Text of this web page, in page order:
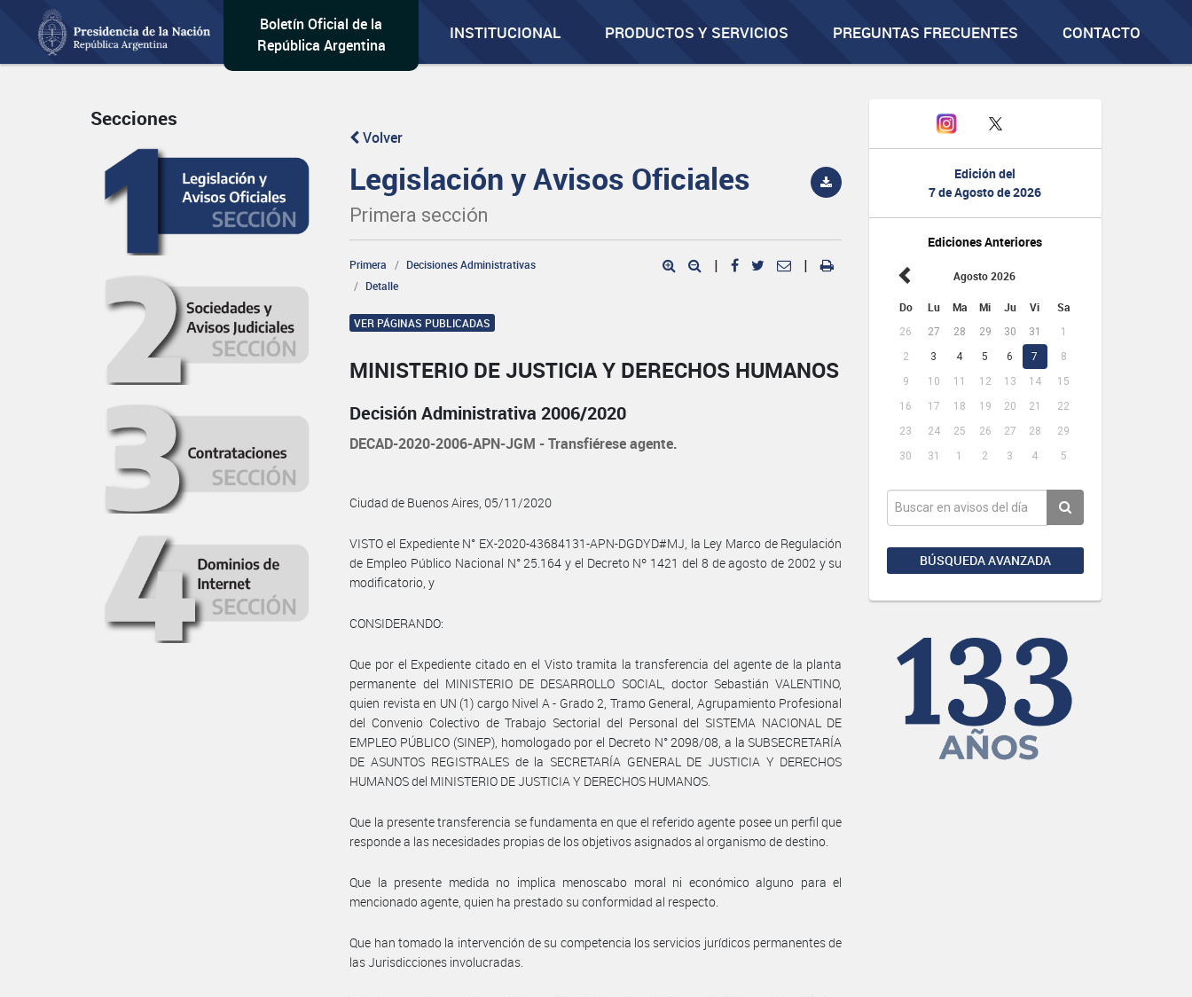
Boletín Oficial de la
República Argentina
INSTITUCIONAL PRODUCTOS Y SERVICIOS PREGUNTAS FRECUENTES CONTACTO
Edición del
7 de Agosto de 2026
Ediciones Anteriores
Agosto 2026
Do Lu Ma Mi Ju Vi Sa
26 27 28 29 30 31
1
2
3 4 5 6 7
8
9
10 11 12 13 14
15
16
17 18 19 20 21
22
23
24 25 26 27 28
29
30
31 1 2 3 4 5
BÚSQUEDA AVANZADA
Secciones
Volver
Legislación y Avisos Oficiales
Primera sección
Primera
Decisiones Administrativas
Detalle
| |
VER PÁGINAS PUBLICADAS
MINISTERIO DE JUSTICIA Y DERECHOS HUMANOS
Decisión Administrativa 2006/2020
DECAD-2020-2006-APN-JGM - Transfiérese agente.
Ciudad de Buenos Aires, 05/11/2020
VISTO el Expediente N° EX-2020-43684131-APN-DGDYD#MJ, la Ley Marco de Regulación
de Empleo Público Nacional N° 25.164 y el Decreto Nº 1421 del 8 de agosto de 2002 y su
modificatorio, y
CONSIDERANDO:
Que por el Expediente citado en el Visto tramita la transferencia del agente de la planta
permanente del MINISTERIO DE DESARROLLO SOCIAL, doctor Sebastián VALENTINO,
quien revista en UN (1) cargo Nivel A - Grado 2, Tramo General, Agrupamiento Profesional
del Convenio Colectivo de Trabajo Sectorial del Personal del SISTEMA NACIONAL DE
EMPLEO PÚBLICO (SINEP), homologado por el Decreto N° 2098/08, a la SUBSECRETARÍA
DE ASUNTOS REGISTRALES de la SECRETARÍA GENERAL DE JUSTICIA Y DERECHOS
HUMANOS del MINISTERIO DE JUSTICIA Y DERECHOS HUMANOS.
Que la presente transferencia se fundamenta en que el referido agente posee un perfil que
responde a las necesidades propias de los objetivos asignados al organismo de destino.
Que la presente medida no implica menoscabo moral ni económico alguno para el
mencionado agente, quien ha prestado su conformidad al respecto.
Que han tomado la intervención de su competencia los servicios jurídicos permanentes de
las Jurisdicciones involucradas.